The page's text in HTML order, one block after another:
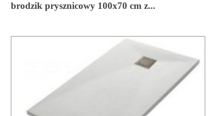
brodzik prysznicowy 100x70 cm z...